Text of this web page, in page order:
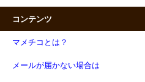
コンテンツ
マメチコとは？
メールが届かない場合は